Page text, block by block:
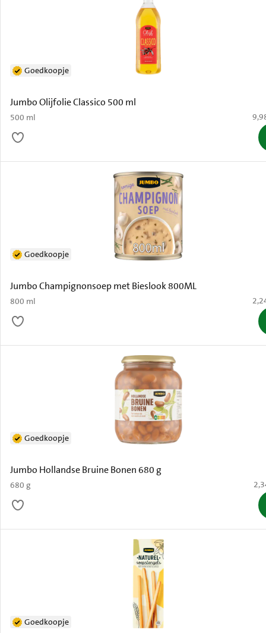
Jumbo Olijfolie Classico 500 ml
500 ml
Goedkoopje
€
Jumbo Champignonsoep met Bieslook 800ML
800 ml
Goedkoopje
€
Jumbo Hollandse Bruine Bonen 680 g
680 g
Goedkoopje
€
Goedkoopje